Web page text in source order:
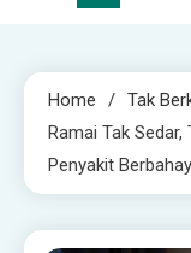
Home
Tak
Ramai Tak
Penyakit